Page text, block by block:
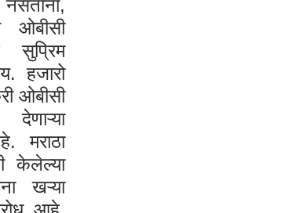
नसतांना,
ओबीसी
सुप्रिम
हजारो
ओबीसी
मराठा
केलेल्या
खऱ्या